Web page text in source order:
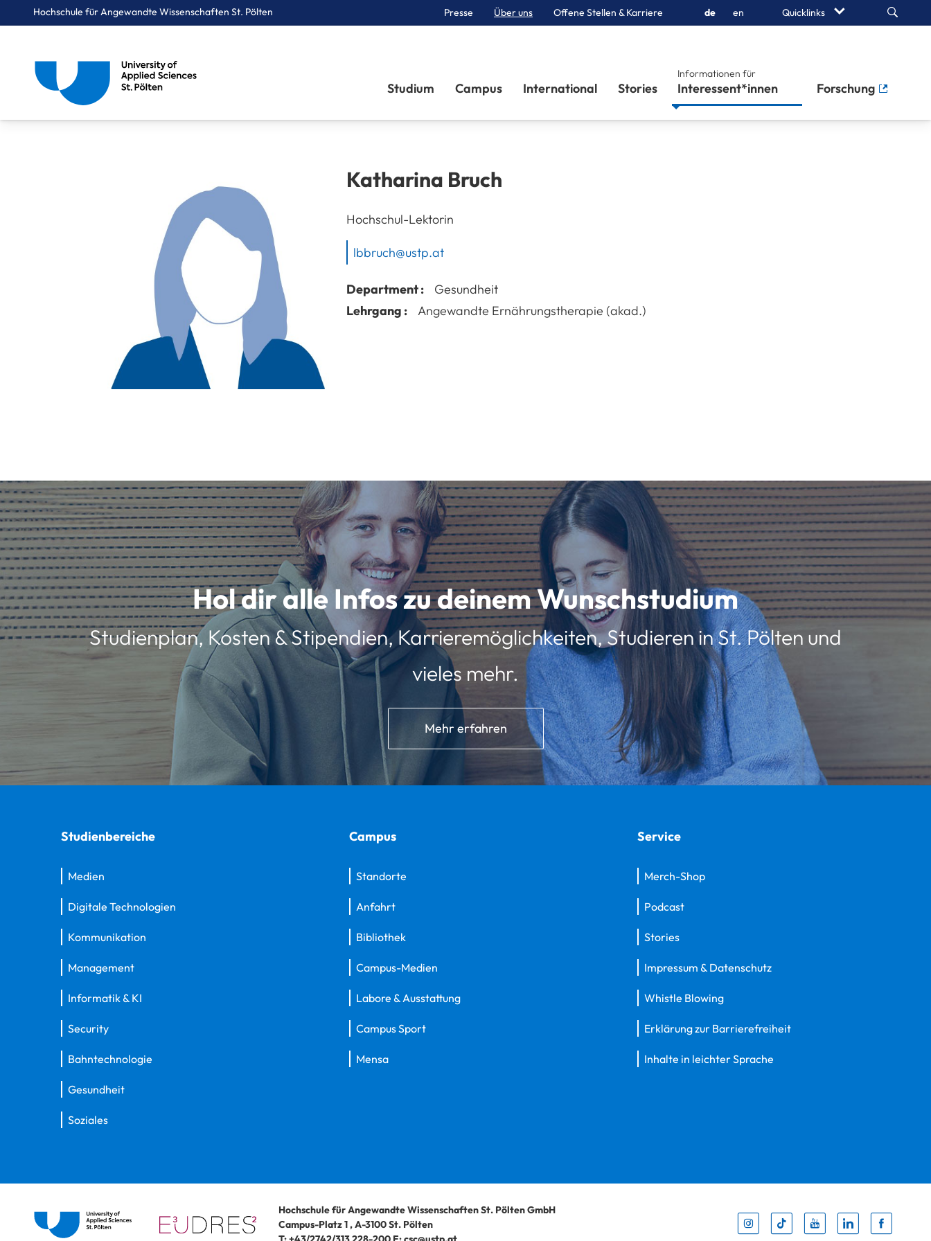
Hochschule für Angewandte Wissenschaften St. Pölten Presse Über uns Offene Stellen & Karriere de en Quicklinks Search
Studium Campus International Stories
Informationen für
Interessent*innen Forschung
Katharina Bruch
Hochschul-Lektorin
lbbruch@ustp.at
Department :
Gesundheit
Lehrgang :
Angewandte Ernährungstherapie (akad.)
Hol dir alle Infos zu deinem Wunschstudium
Studienplan, Kosten & Stipendien, Karrieremöglichkeiten, Studieren in St. Pölten und
vieles mehr.
Mehr erfahren
Studienbereiche
Medien
Digitale Technologien
Kommunikation
Management
Informatik & KI
Security
Bahntechnologie
Gesundheit
Soziales
Campus
Standorte
Anfahrt
Bibliothek
Campus-Medien
Labore & Ausstattung
Campus Sport
Mensa
Service
Merch-Shop
Podcast
Stories
Impressum & Datenschutz
Whistle Blowing
Erklärung zur Barrierefreiheit
Inhalte in leichter Sprache
Hochschule für Angewandte Wissenschaften St. Pölten GmbH
Campus-Platz 1,A-3100St. Pölten